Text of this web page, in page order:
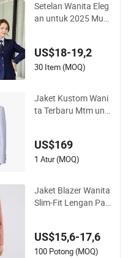
Setelan Wanita Eleg
an untuk 2025 Musi
US$18-19,2
30 Item (MOQ)
Jaket Kustom Wani
ta Terbaru Mtm unt
un Buatan Cina
US$169
1 Atur (MOQ)
Jaket Blazer Wanita
Slim-Fit Lengan Pan
ashionable dengan
Satu Kancing Warn
US$15,6-17,6
100 Potong (MOQ)